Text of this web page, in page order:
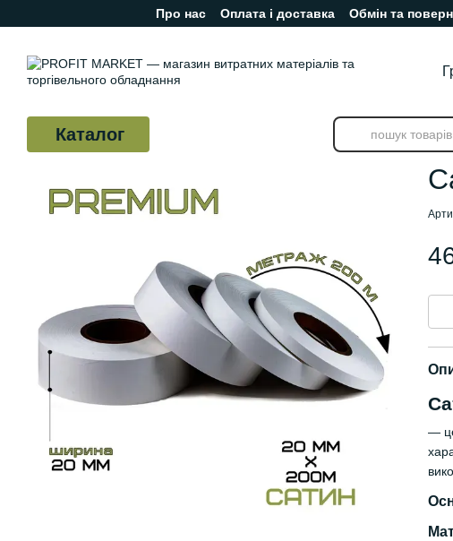
Перейти до основного контенту
Про нас Оплата і доставка Обмін та
Відгуки про магазин
Каталог
—